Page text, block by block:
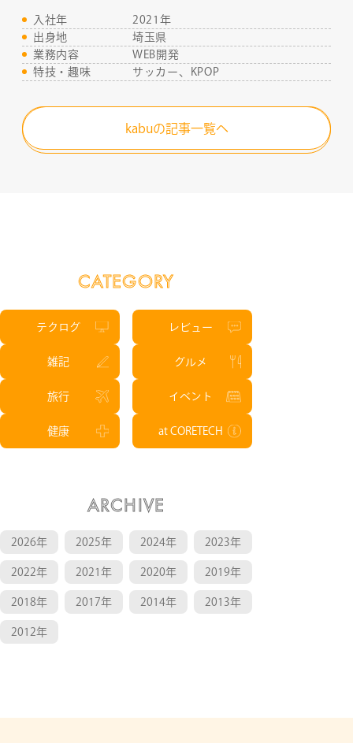
SERVICE
CONTACT
CATEGORY
テクログ レビュー
雑記 グルメ
旅行 イベント
健康 at CORETECH
ARCHIVE
2026年 2025年 2024年 2023年
2022年 2021年 2020年 2019年
2018年 2017年 2014年 2013年
2012年
入社年
2021年
出身地
埼玉県
業務内容
WEB開発
特技・趣味
サッカー、KPOP
kabuの記事一覧へ